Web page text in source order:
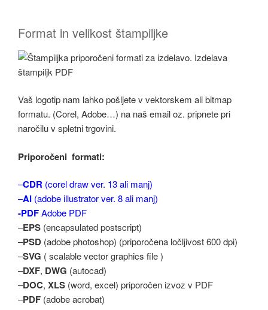
Format in velikost štampiljke
Vaš logotip nam lahko pošljete v vektorskem ali bitmap
formatu. (Corel, Adobe…) na naš email oz. pripnete pri
naročilu v spletni trgovini.
Priporočeni formati:
–CDR (corel draw ver. 13 ali manj)
–AI (adobe illustrator ver. 8 ali manj)
-PDFAdobe PDF
–EPS (encapsulated postscript)
–PSD (adobe photoshop) (priporočena ločljivost 600 dpi)
–SVG ( scalable vector graphics file )
–DXF, DWG (autocad)
–DOC, XLS (word, excel) priporočen izvoz v PDF
–PDF (adobe acrobat)